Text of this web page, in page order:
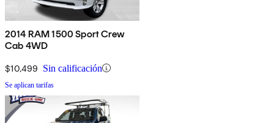
2014 RAM 1500 Sport Crew
Cab 4WD
$10,499 Sin calificación
Se aplican tarifas